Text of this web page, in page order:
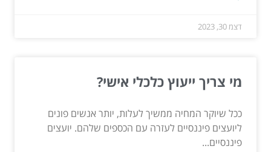
דצמ 30, 2023
מי צריך ייעוץ כלכלי אישי?
ככל שיוקר המחיה ממשיך לעלות, יותר אנשים פונים
ליועצים פיננסיים לעזרה עם הכספים שלהם. יועצים
פיננסיים...